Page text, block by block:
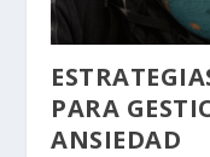
PARA
ANSIEDAD